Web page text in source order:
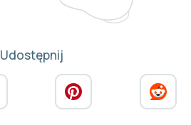
Udostępnij